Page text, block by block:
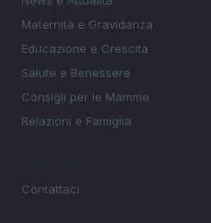
Maternità e Gravidanza
Educazione e Crescita
Salute e Benessere
Consigli per le Mamme
Relazioni e Famiglia
Contattaci